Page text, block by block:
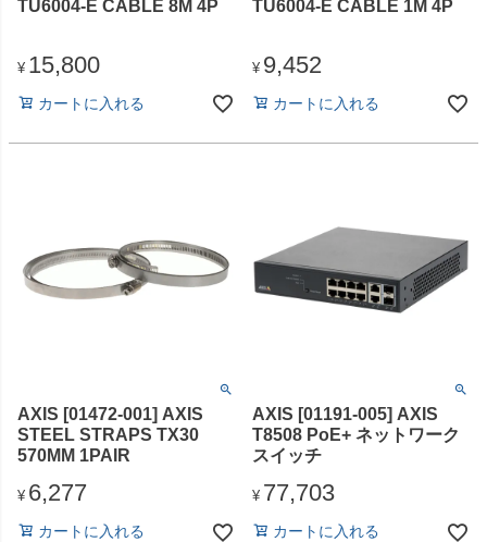
TU6004-E CABLE 8M 4P
¥ 15,800
カートに入れる
TU6004-E CABLE 1M 4P
¥ 9,452
カートに入れる
AXIS [01472-001] AXIS
STEEL STRAPS TX30
570MM 1PAIR
¥ 6,277
カートに入れる
AXIS [01191-005] AXIS
T8508 PoE+ ネットワーク
スイッチ
¥ 77,703
カートに入れる